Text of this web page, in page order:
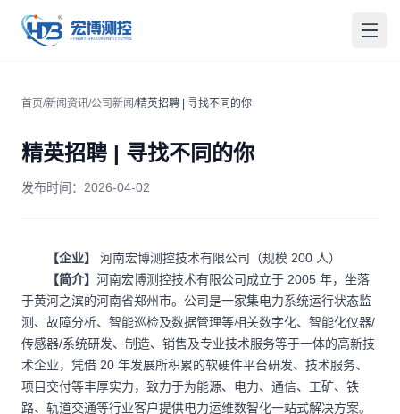
宏博测控
打开
首页/新闻资讯/公司新闻/精英招聘 | 寻找不同的你
精英招聘 | 寻找不同的你
发布时间： 2026-04-02
【企业】
河南宏博测控技术有限公司（规模 200 人）
【简介】 河南宏博测控技术有限公司成立于 2005 年，坐落
于黄河之滨的河南省郑州市。公司是一家集电力系统运行状态监
测、故障分析、智能巡检及数据管理等相关数字化、智能化仪器/
传感器/系统研发、制造、销售及专业技术服务等于一体的高新技
术企业，凭借 20 年发展所积累的软硬件平台研发、技术服务、
项目交付等丰厚实力，致力于为能源、电力、通信、工矿、铁
路、轨道交通等行业客户提供电力运维数智化一站式解决方案。